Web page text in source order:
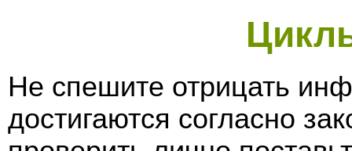
Не спешите отрицать
достигаются согласно